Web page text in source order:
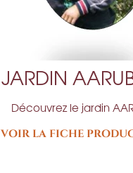
JARDIN
Découvrez le jardin
VOIR LA FICHE